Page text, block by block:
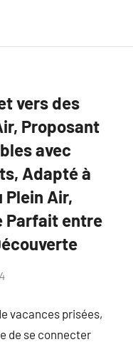
vers des
Proposant
avec
Adapté à
Plein Air,
Parfait entre
vacances prisées,
de se connecter